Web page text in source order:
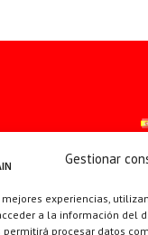
Gestionar
mejores experiencias,
a la información del
procesar datos